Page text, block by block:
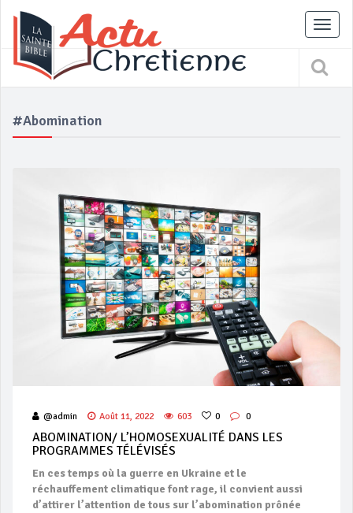
#Abomination
@admin Août 11, 2022 603 0 0
ABOMINATION/ L’HOMOSEXUALITÉ DANS LES
PROGRAMMES TÉLÉVISÉS
En ces temps où la guerre en Ukraine et le
réchauffement climatique font rage, il convient aussi
d’attirer l’attention de tous sur l’abomination prônée